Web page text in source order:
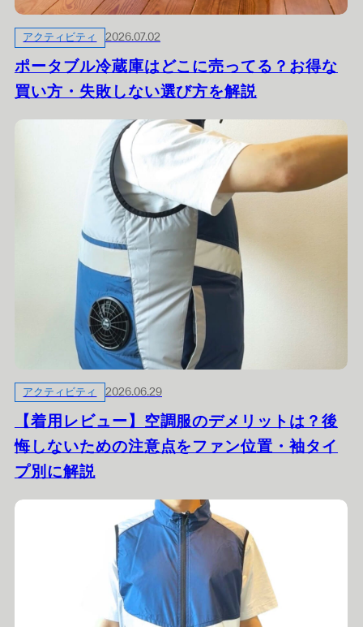
アクティビティ 2026.07.02
ポータブル冷蔵庫はどこに売ってる？お得な
買い方・失敗しない選び方を解説
アクティビティ 2026.06.29
【着用レビュー】空調服のデメリットは？後
悔しないための注意点をファン位置・袖タイ
プ別に解説